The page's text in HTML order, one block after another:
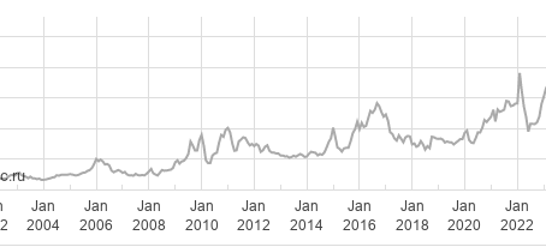
на графике - цена закрытия дня, недели или месяца.
таймфрейм (день, неделя, месяц) подбирается
глубины графика.
ежедневно.
Jan
2004
Jan
2006
Jan
2008
Jan
2010
Jan
2012
Jan
2014
Jan
2016
Jan
2018
Jan
2020
Jan
2022